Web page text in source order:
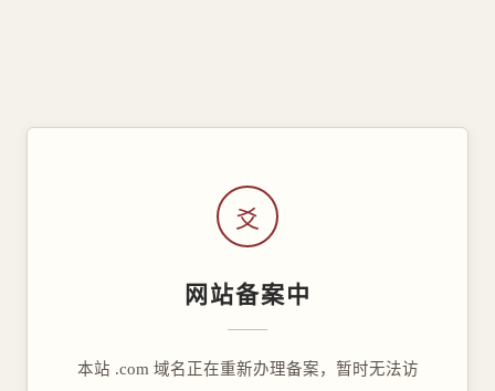
爻
网站备案中
本站 .com 域名正在重新办理备案，暂时无法访